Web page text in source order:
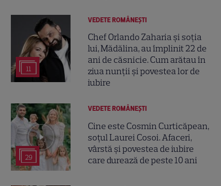
11
VEDETE ROMÂNEŞTI
Chef Orlando Zaharia și soția
lui, Mădălina, au împlinit 22 de
ani de căsnicie. Cum arătau în
ziua nunții și povestea lor de
iubire
29
VEDETE ROMÂNEŞTI
Cine este Cosmin Curticăpean,
soțul Laurei Cosoi. Afaceri,
vârstă și povestea de iubire
care durează de peste 10 ani